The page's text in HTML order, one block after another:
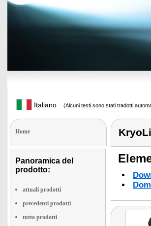
Italiano (Alcuni testi sono stati tradotti
Home
Panoramica del
prodotto:
attuali prodotti
precedenti prodotti
tutto prodotti